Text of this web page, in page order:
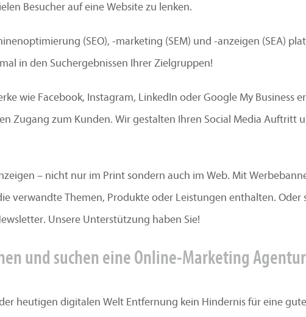
Besucher auf eine Website zu lenken.
(SEO), -marketing (SEM) und -anzeigen (SEA)
in den Suchergebnissen Ihrer Zielgruppen!
wie Facebook, Instagram, LinkedIn oder Google My Business
Zugang zum Kunden. Wir gestalten Ihren Social Media Auftritt
– nicht nur im Print sondern auch im Web. Mit
verwandte Themen, Produkte oder Leistungen enthalten. Oder
Unsere Unterstützung haben Sie!
und suchen eine Online-Marketing
heutigen digitalen Welt Entfernung kein Hindernis für eine gute